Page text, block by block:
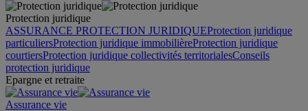
Protection juridique
ASSURANCE PROTECTION JURIDIQUEProtection juridique
particuliersProtection juridique immobilièreProtection juridique
courtiersProtection juridique collectivités territorialesConseils
protection juridique
Epargne et retraite
Assurance vie